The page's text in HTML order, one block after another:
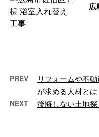
広
PREV
リフォームや不
が求める人材とは
NEXT 後悔しない土地探